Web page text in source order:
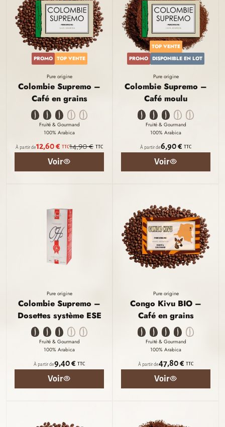
PROMO TOP VENTE
Pure origine
Colombie Supremo –
Café en grains
Fruité & Gourmand
100% Arabica
À partir de12,60 € TTC14,90 € TTC
Voir
PROMO DISPONIBLE EN LOT
TOP VENTE
Pure origine
Colombie Supremo –
Café moulu
Fruité & Gourmand
100% Arabica
À partir de6,90 € TTC
Voir
Pure origine
Colombie Supremo –
Dosettes système ESE
Fruité & Gourmand
100% Arabica
À partir de9,40 € TTC
Voir
Pure origine
Congo Kivu BIO –
Café en grains
Fruité & Gourmand
100% Arabica
À partir de47,80 € TTC
Voir